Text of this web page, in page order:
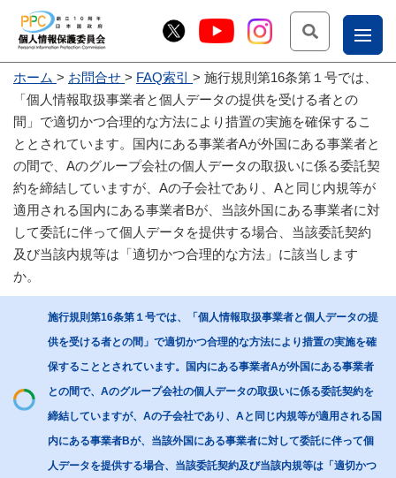
お
問
合
せ
こー
じょ
ー部
ホーム お問合せ FAQ索引
施行規則第16条第１号では、
「個人情報取扱事業者と個人データの提供を受ける者との
間」で適切かつ合理的な方法により措置の実施を確保するこ
ととされています。国内にある事業者Aが外国にある事業者と
の間で、Aのグループ会社の個人データの取扱いに係る委託契
約を締結していますが、Aの子会社であり、Aと同じ内規等が
適用される国内にある事業者Bが、当該外国にある事業者に対
して委託に伴って個人データを提供する場合、当該委託契約
及び当該内規等は「適切かつ合理的な方法」に該当します
か。
施行規則第16条第１号では、「個人情報取扱事業者と個人データの提
供を受ける者との間」で適切かつ合理的な方法により措置の実施を確
保することとされています。国内にある事業者Aが外国にある事業者
との間で、Aのグループ会社の個人データの取扱いに係る委託契約を
締結していますが、Aの子会社であり、Aと同じ内規等が適用される国
内にある事業者Bが、当該外国にある事業者に対して委託に伴って個
人データを提供する場合、当該委託契約及び当該内規等は「適切かつ